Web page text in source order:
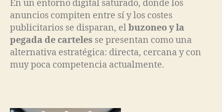
En un entorno digital saturado, donde los
anuncios compiten entre sí y los costes
publicitarios se disparan, elbuzoneo y la
pegada de carteles se presentan como una
alternativa estratégica: directa, cercana y con
muy poca competencia actualmente.